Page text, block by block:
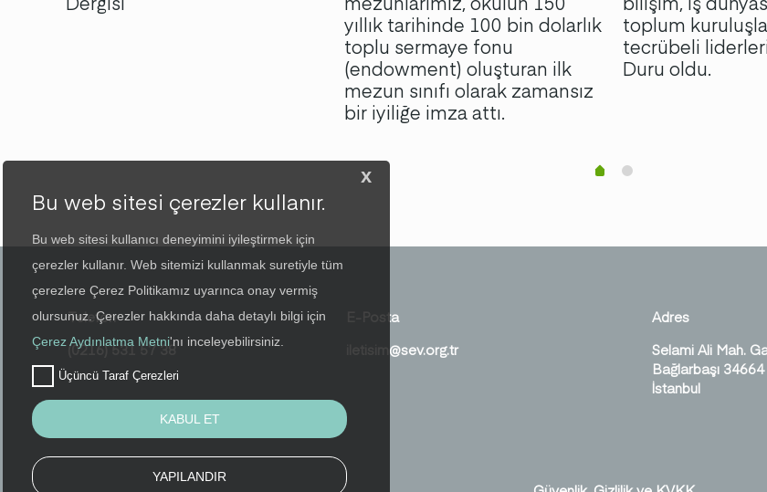
yıllık tarihinde 100 bin dolarlık
toplu sermaye fonu
(endowment) oluşturan ilk
mezun sınıfı olarak zamansız
bir iyiliğe imza attı.
toplum
tecrübeli
Duru oldu.
Telefon
(0216) 531 57 38
E-Posta
iletisim@sev.org.tr
Adres
Selami Ali Mah.
Bağlarbaşı
İstanbul
x
Bu web sitesi çerezler kullanır.
Bu web sitesi kullanıcı deneyimini iyileştirmek için
çerezler kullanır. Web sitemizi kullanmak suretiyle tüm
çerezlere Çerez Politikamız uyarınca onay vermiş
olursunuz. Çerezler hakkında daha detaylı bilgi için
Çerez Aydınlatma Metni'nı inceleyebilirsiniz.
Üçüncü Taraf Çerezleri
KABUL ET
YAPILANDIR